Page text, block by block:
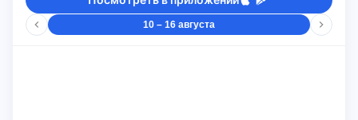
10 – 16 августа